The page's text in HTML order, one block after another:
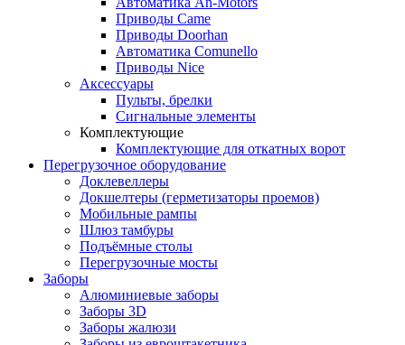
Приводы Came
Приводы Doorhan
Автоматика Comunello
Приводы Nice
Аксессуары
Пульты, брелки
Сигнальные элементы
Комплектующие
Комплектующие для откатных ворот
Перегрузочное оборудование
Доклевеллеры
Докшелтеры (герметизаторы проемов)
Мобильные рампы
Шлюз тамбуры
Подъёмные столы
Перегрузочные мосты
Заборы
Алюминиевые заборы
Заборы 3D
Заборы жалюзи